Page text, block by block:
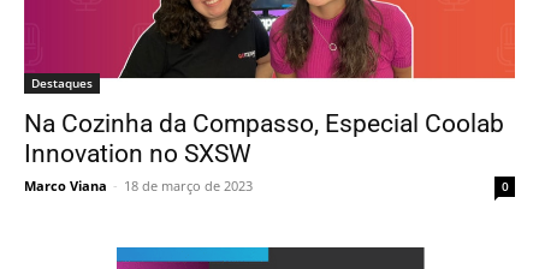
Destaques
Na Cozinha da Compasso, Especial Coolab
Innovation no SXSW
Marco Viana - 18 de março de 2023 0